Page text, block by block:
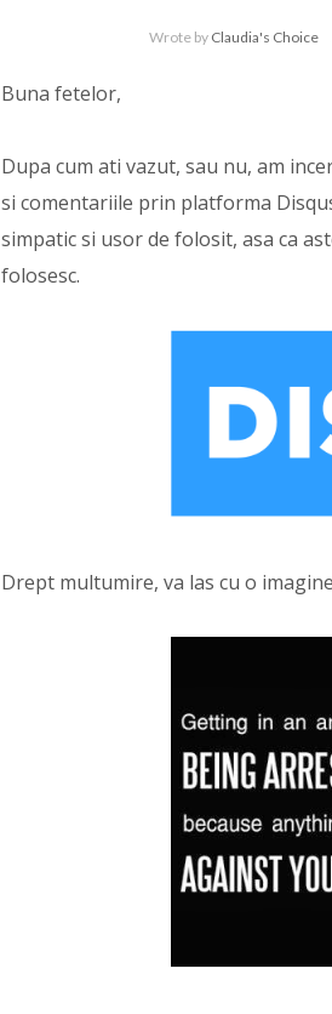
Wrote by Claudia's Choice
Buna fetelor,
Dupa cum ati vazut, sau nu, am
si comentariile prin platforma
simpatic si usor de folosit, asa ca
folosesc.
Drept multumire, va las cu o